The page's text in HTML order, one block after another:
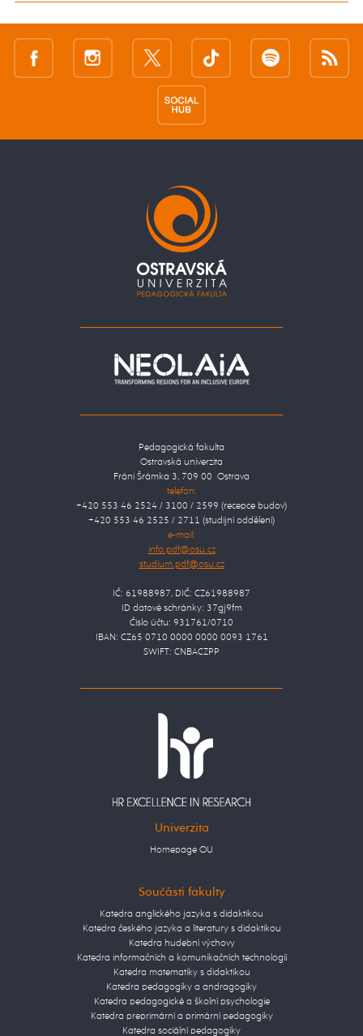
Pedagogická fakulta
Ostravská univerzita
Fráni Šrámka 3, 709 00 Ostrava
telefon:
+420 553 46 2524 / 3100 / 2599 (recepce budov)
+420 553 46 2525 / 2711 (studijní oddělení)
e-mail:
IČ: 61988987, DIČ: CZ61988987
ID datové schránky: 37gj9fm
Číslo účtu: 931761/0710
IBAN: CZ65 0710 0000 0000 0093 1761
SWIFT: CNBACZPP
Univerzita
Homepage OU
Součásti fakulty
Katedra anglického jazyka s didaktikou
Katedra českého jazyka a literatury s didaktikou
Katedra hudební výchovy
Katedra informačních a komunikačních technologií
Katedra matematiky s didaktikou
Katedra pedagogiky a andragogiky
Katedra pedagogické a školní psychologie
Katedra preprimární a primární pedagogiky
Katedra sociální pedagogiky